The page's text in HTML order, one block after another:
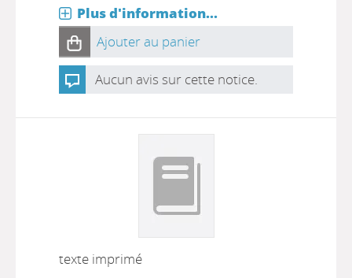
Plus d'information...
Ajouter au panier
Aucun avis sur cette notice.
texte imprimé